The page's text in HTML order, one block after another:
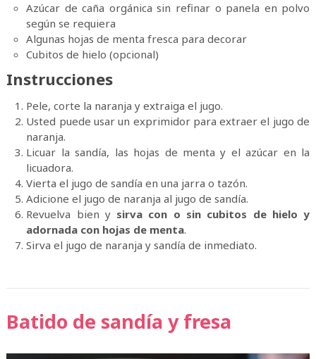
Azúcar de caña orgánica sin refinar o panela en polvo
según se requiera
Algunas hojas de menta fresca para decorar
Cubitos de hielo (opcional)
Instrucciones
Pele, corte la naranja y extraiga el jugo.
Usted puede usar un exprimidor para extraer el jugo de
naranja.
Licuar la sandía, las hojas de menta y el azúcar en la
licuadora.
Vierta el jugo de sandía en una jarra o tazón.
Adicione el jugo de naranja al jugo de sandía.
Revuelva bien ysirva con o sin cubitos de hielo y
adornada con hojas de menta.
Sirva el jugo de naranja y sandía de inmediato.
Batido de sandía y fresa